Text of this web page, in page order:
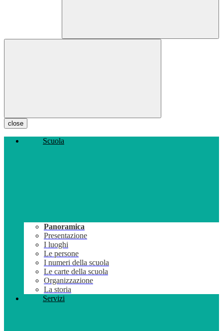
close
Scuola
Panoramica
Presentazione
I luoghi
Le persone
I numeri della scuola
Le carte della scuola
Organizzazione
La storia
Servizi